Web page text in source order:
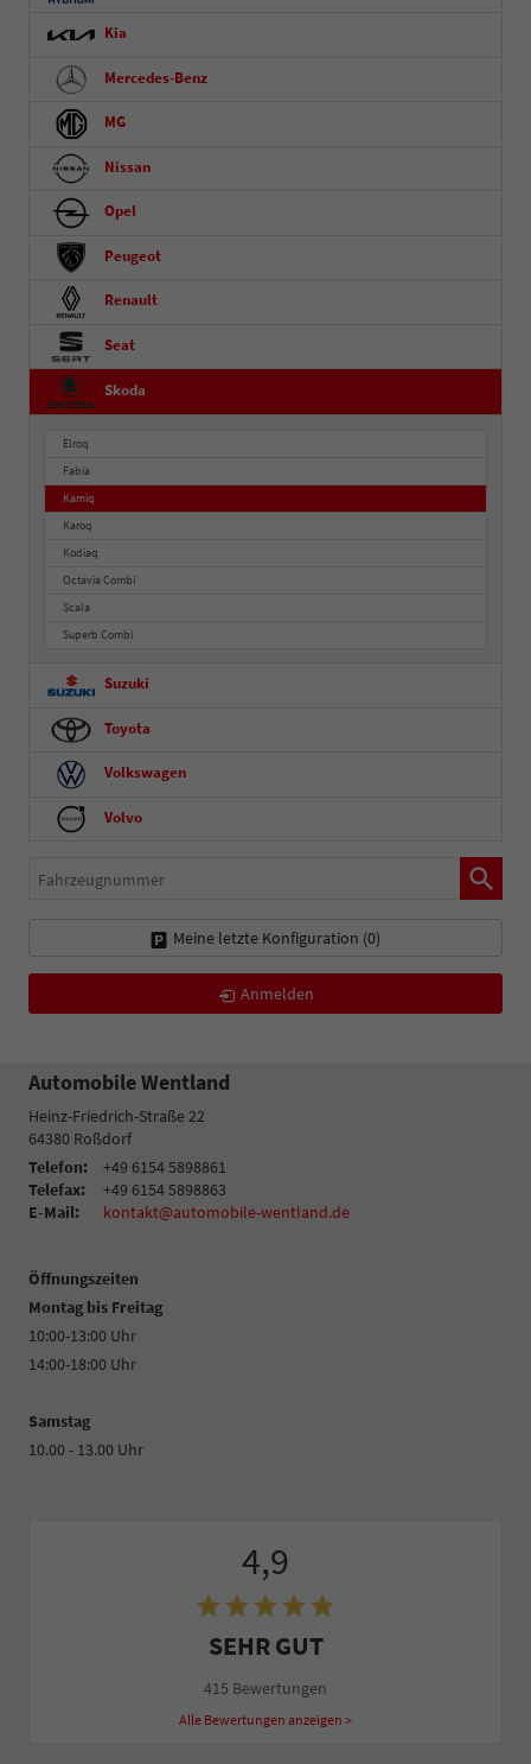
Kia
Mercedes-Benz
MG
Nissan
Opel
Peugeot
Renault
Seat
Skoda
Elroq
Fabia
Kamiq
Karoq
Kodiaq
Octavia Combi
Scala
Superb Combi
Suzuki
Toyota
Volkswagen
Volvo
Fahrzeugnummer
Meine letzte Konfiguration (0)
Anmelden
Automobile Wentland
Heinz-Friedrich-Straße 22
64380 Roßdorf
Telefon:
+49 6154 5898861
Telefax:
+49 6154 5898863
E-Mail:
kontakt@automobile-wentland.de
Öffnungszeiten
Montag bis Freitag
10:00-13:00 Uhr
14:00-18:00 Uhr
Samstag
10.00 - 13.00 Uhr
4,9
SEHR GUT
415 Bewertungen
Alle Bewertungen anzeigen >